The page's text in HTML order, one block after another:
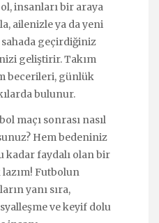
insanları bir araya
ailenizle ya da yeni
sahada geçirdiğiniz
geliştirir. Takım
becerileri, günlük
bulunur.
maçı sonrası nasıl
Hem bedeniniz
kadar faydalı olan bir
Futbolun
yanı sıra,
ve keyif dolu